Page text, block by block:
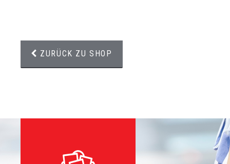
ZURÜCK ZU SHOP